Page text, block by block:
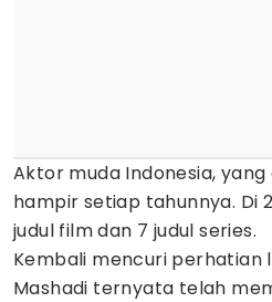
Aktor muda Indonesia,
hampir setiap tahunnya. Di
judul film dan 7 judul series.
Kembali mencuri
Mashadi ternyata telah